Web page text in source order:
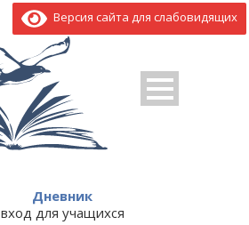
Дневник
вход для учащихся
Версия сайта для слабовидящих